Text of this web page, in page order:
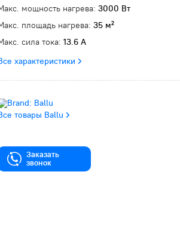
мощность нагрева: 3000 Вт
площадь нагрева: 35 м²
сила тока: 13.6 А
характеристики
товары Ballu
Заказать
звонок